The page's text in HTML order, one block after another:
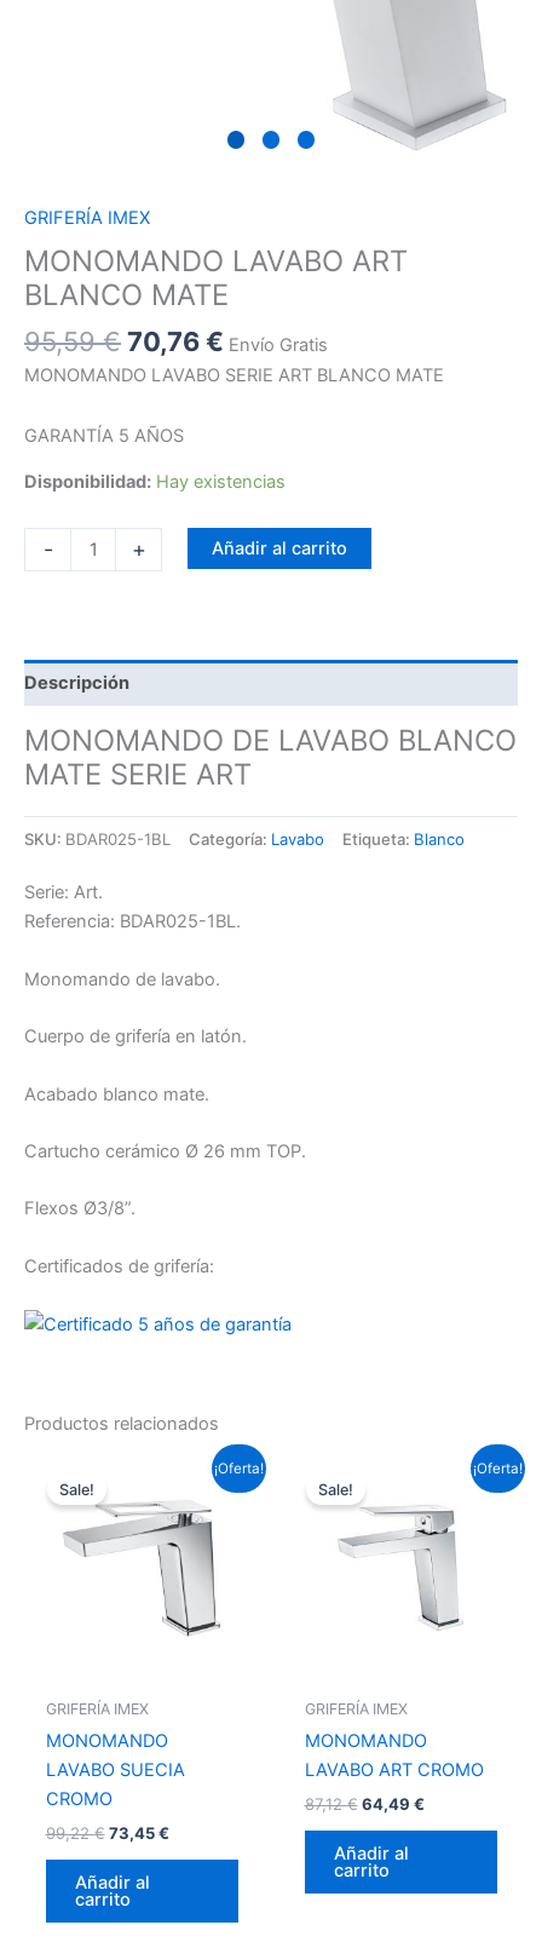
GRIFERÍA IMEX
MONOMANDO LAVABO ART
BLANCO MATE
95,59€70,76€ Envío Gratis
MONOMANDO LAVABO SERIE ART BLANCO MATE
GARANTÍA 5 AÑOS
Disponibilidad: Hay existencias
- + Añadir al carrito
Descripción
MONOMANDO DE LAVABO BLANCO
MATE SERIE ART
SKU: BDAR025-1BL Categoría: Lavabo Etiqueta: Blanco
Serie: Art.
Referencia: BDAR025-1BL.
Monomando de lavabo.
Cuerpo de grifería en latón.
Acabado blanco mate.
Cartucho cerámico Ø 26 mm TOP.
Flexos Ø3/8”.
Certificados de grifería:
Productos relacionados
¡Oferta!
Sale!
GRIFERÍA IMEX
MONOMANDO
LAVABO SUECIA
CROMO
99,22€
original
era:
99,22 €.
73,45€
precio
es:
73,45 €.
Añadir al
carrito
¡Oferta!
Sale!
GRIFERÍA IMEX
MONOMANDO
LAVABO ART CROMO
87,12€
original
era:
87,12 €.
64,49 €
precio
actual
es:
64,49 €.
Añadir al
carrito